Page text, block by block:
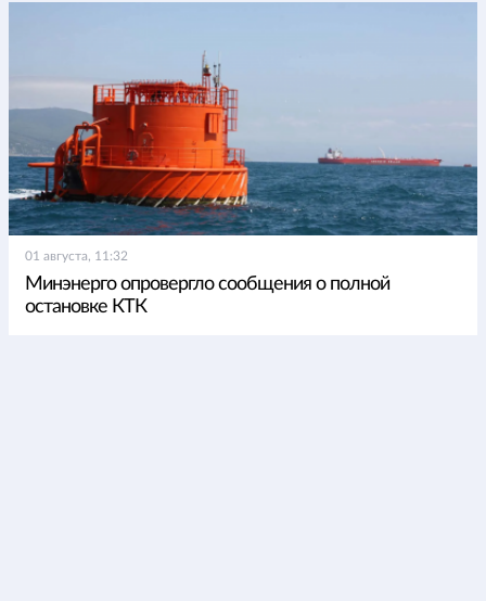
01 августа, 11:32
Минэнерго опровергло сообщения о полной
остановке КТК